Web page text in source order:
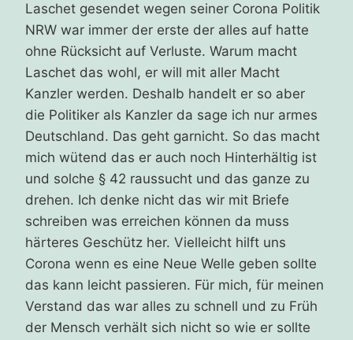
Laschet gesendet wegen seiner Corona Politik
NRW war immer der erste der alles auf hatte
ohne Rücksicht auf Verluste. Warum macht
Laschet das wohl, er will mit aller Macht
Kanzler werden. Deshalb handelt er so aber
die Politiker als Kanzler da sage ich nur armes
Deutschland. Das geht garnicht. So das macht
mich wütend das er auch noch Hinterhältig ist
und solche § 42 raussucht und das ganze zu
drehen. Ich denke nicht das wir mit Briefe
schreiben was erreichen können da muss
härteres Geschütz her. Vielleicht hilft uns
Corona wenn es eine Neue Welle geben sollte
das kann leicht passieren. Für mich, für meinen
Verstand das war alles zu schnell und zu Früh
der Mensch verhält sich nicht so wie er sollte